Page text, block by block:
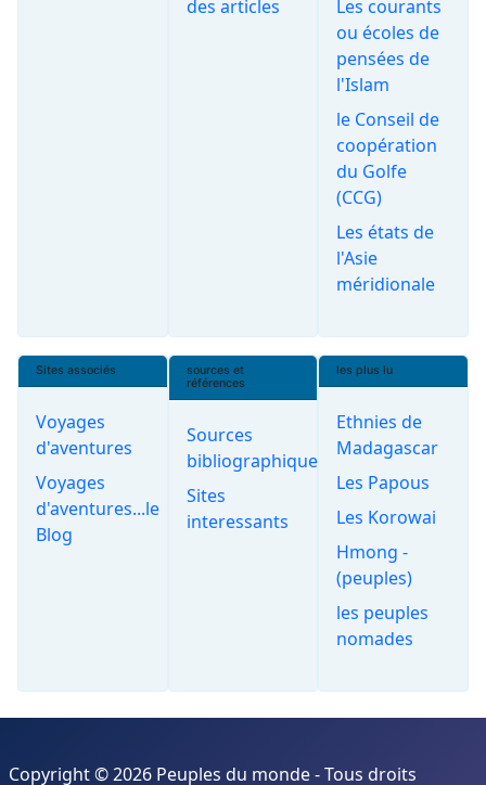
des articles
Les courants
ou écoles de
pensées de
l'Islam
le Conseil de
coopération
du Golfe
(CCG)
Les états de
l'Asie
méridionale
Sites associés
Voyages
d'aventures
Voyages
d'aventures...le
Blog
sources et
références
Sources
bibliographiques
Sites
interessants
les plus lu
Ethnies de
Madagascar
Les Papous
Les Korowai
Hmong -
(peuples)
les peuples
nomades
Copyright © 2026 Peuples du monde - Tous droits